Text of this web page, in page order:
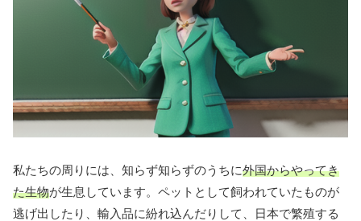
私たちの周りには、知らず知らずのうちに外国からやってき
た生物が生息しています。ペットとして飼われていたものが
逃げ出したり、輸入品に紛れ込んだりして、日本で繁殖する